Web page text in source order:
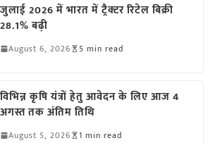
जुलाई 2026 में भारत में ट्रैक्टर रिटेल बिक्री
28.1% बढ़ी
August 6, 2026 5 min read
विभिन्न कृषि यंत्रों हेतु आवेदन के लिए आज 4
अगस्त तक अंतिम तिथि
August 5, 2026 1 min read